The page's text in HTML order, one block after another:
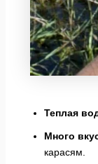
Теплая
Много
карасям.